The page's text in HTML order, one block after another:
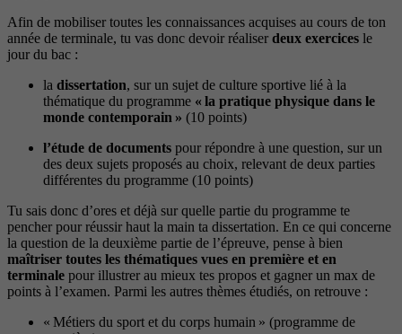
Afin de mobiliser toutes les connaissances acquises au cours de ton
année de terminale, tu vas donc devoir réaliser deux exercices le
jour du bac :
la dissertation, sur un sujet de culture sportive lié à la
thématique du programme « la pratique physique dans le
monde contemporain » (10 points)
l’étude de documents pour répondre à une question, sur un
des deux sujets proposés au choix, relevant de deux parties
différentes du programme (10 points)
Tu sais donc d’ores et déjà sur quelle partie du programme te
pencher pour réussir haut la main ta dissertation. En ce qui concerne
la question de la deuxième partie de l’épreuve, pense à bien
maîtriser toutes les thématiques vues en première et en
terminale pour illustrer au mieux tes propos et gagner un max de
points à l’examen. Parmi les autres thèmes étudiés, on retrouve :
« Métiers du sport et du corps humain » (programme de